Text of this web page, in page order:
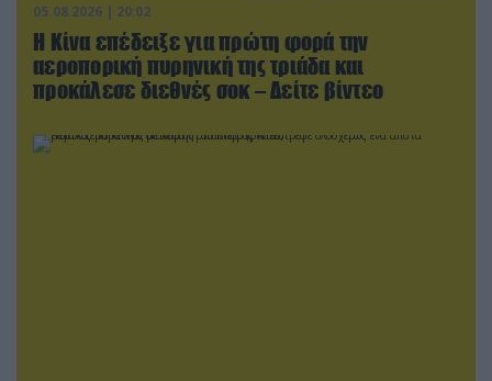
05.08.2026 | 20:02
Η Κίνα επέδειξε για πρώτη φορά την
αεροπορική πυρηνική της τριάδα και
προκάλεσε διεθνές σοκ – Δείτε βίντεο